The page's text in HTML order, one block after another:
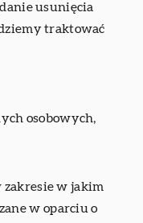
usunięcia
traktować
osobowych,
zakresie w jakim
w oparciu o